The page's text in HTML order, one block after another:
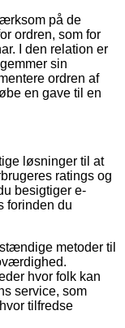
på de
ordren, som for
I den relation er
sin
ordren af
en gave til en
løsninger til at
ratings og
besigtiger e-
forinden du
metoder til
hvor folk kan
service, som
tilfredse